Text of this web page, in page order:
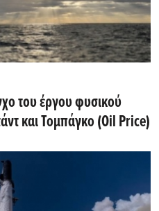
του έργου φυσικού
και Τομπάγκο (Oil Price)